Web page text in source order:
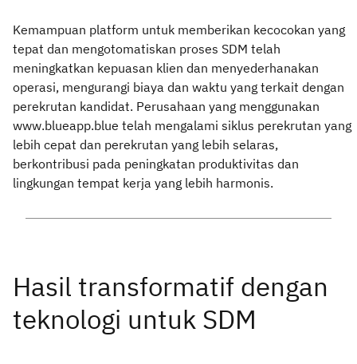
Kemampuan platform untuk memberikan kecocokan yang
tepat dan mengotomatiskan proses SDM telah
meningkatkan kepuasan klien dan menyederhanakan
operasi, mengurangi biaya dan waktu yang terkait dengan
perekrutan kandidat. Perusahaan yang menggunakan
www.blueapp.blue telah mengalami siklus perekrutan yang
lebih cepat dan perekrutan yang lebih selaras,
berkontribusi pada peningkatan produktivitas dan
lingkungan tempat kerja yang lebih harmonis.